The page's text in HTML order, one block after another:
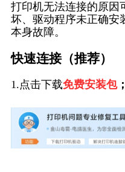
打印机无法连接的原因
坏、驱动程序未正确安
本身故障。
快速连接（推荐）
1.点击下载免费安装包；